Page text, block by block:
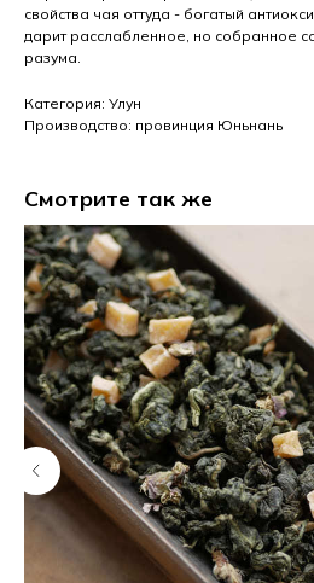
свойства чая оттуда - богатый
дарит расслабленное, но собранное
разума.
Категория: Улун
Производство: провинция Юньнань
Смотрите так же